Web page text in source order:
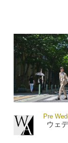
Pre
ウェ